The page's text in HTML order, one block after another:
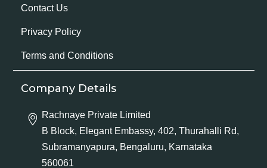
Contact Us
Privacy Policy
Terms and Conditions
Company Details
Rachnaye Private Limited
B Block, Elegant Embassy, 402, Thurahalli Rd,
Subramanyapura, Bengaluru, Karnataka
560061